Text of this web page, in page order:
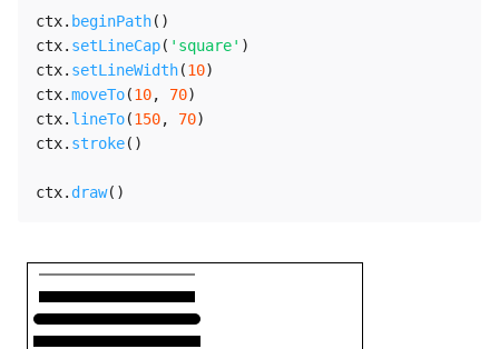
ctx. beginPath( )
ctx. setLineCap( 'square' )
ctx. setLineWidth(10)
ctx.moveTo(10, 70)
ctx. lineTo(150, 70)
ctx. stroke( )
ctx. draw( )